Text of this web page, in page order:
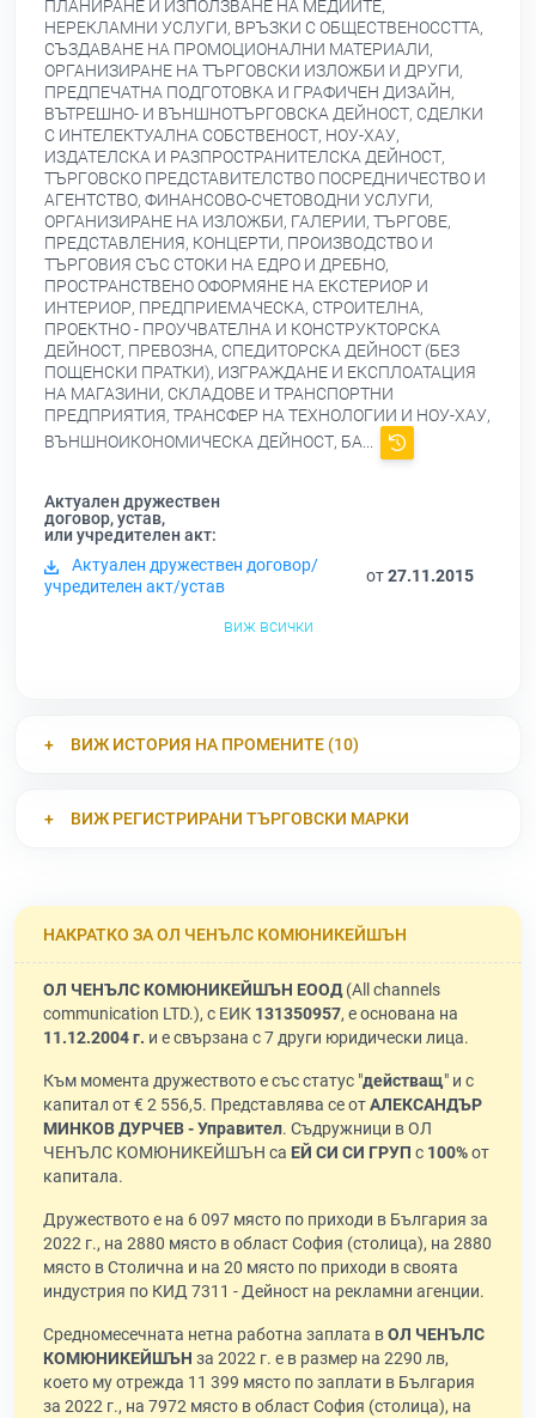
ПЛАНИРАНЕ И ИЗПОЛЗВАНЕ НА МЕДИИТЕ,
НЕРЕКЛАМНИ УСЛУГИ, ВРЪЗКИ С ОБЩЕСТВЕНОССТТА,
СЪЗДАВАНЕ НА ПРОМОЦИОНАЛНИ МАТЕРИАЛИ,
ОРГАНИЗИРАНЕ НА ТЪРГОВСКИ ИЗЛОЖБИ И ДРУГИ,
ПРЕДПЕЧАТНА ПОДГОТОВКА И ГРАФИЧЕН ДИЗАЙН,
ВЪТРЕШНО- И ВЪНШНОТЪРГОВСКА ДЕЙНОСТ, СДЕЛКИ
С ИНТЕЛЕКТУАЛНА СОБСТВЕНОСТ, НОУ-ХАУ,
ИЗДАТЕЛСКА И РАЗПРОСТРАНИТЕЛСКА ДЕЙНОСТ,
ТЪРГОВСКО ПРЕДСТАВИТЕЛСТВО ПОСРЕДНИЧЕСТВО И
АГЕНТСТВО, ФИНАНСОВО-СЧЕТОВОДНИ УСЛУГИ,
ОРГАНИЗИРАНЕ НА ИЗЛОЖБИ, ГАЛЕРИИ, ТЪРГОВЕ,
ПРЕДСТАВЛЕНИЯ, КОНЦЕРТИ, ПРОИЗВОДСТВО И
ТЪРГОВИЯ СЪС СТОКИ НА ЕДРО И ДРЕБНО,
ПРОСТРАНСТВЕНО ОФОРМЯНЕ НА ЕКСТЕРИОР И
ИНТЕРИОР, ПРЕДПРИЕМАЧЕСКА, СТРОИТЕЛНА,
ПРОЕКТНО - ПРОУЧВАТЕЛНА И КОНСТРУКТОРСКА
ДЕЙНОСТ, ПРЕВОЗНА, СПЕДИТОРСКА ДЕЙНОСТ (БЕЗ
ПОЩЕНСКИ ПРАТКИ), ИЗГРАЖДАНЕ И ЕКСПЛОАТАЦИЯ
НА МАГАЗИНИ, СКЛАДОВЕ И ТРАНСПОРТНИ
ПРЕДПРИЯТИЯ, ТРАНСФЕР НА ТЕХНОЛОГИИ И НОУ-ХАУ,
ВЪНШНОИКОНОМИЧЕСКА ДЕЙНОСТ, БА...
Актуален дружествен
договор, устав,
или учредителен акт:
Актуален дружествен договор/
учредителен акт/устав
от27.11.2015
виж всички
ВИЖ ИСТОРИЯ НА ПРОМЕНИТЕ (10)
ВИЖ РЕГИСТРИРАНИ ТЪРГОВСКИ МАРКИ
НАКРАТКО ЗА ОЛ ЧЕНЪЛС КОМЮНИКЕЙШЪН
ОЛ ЧЕНЪЛС КОМЮНИКЕЙШЪН ЕООД(All channels
communication LTD.), с ЕИК 131350957, е основана на
11.12.2004 г. и е свързана с 7 други юридически лица.
Към момента дружеството е със статус "действащ" и с
капитал от € 2 556,5. Представлява се отАЛЕКСАНДЪР
МИНКОВ ДУРЧЕВ - Управител. Съдружници в ОЛ
ЧЕНЪЛС КОМЮНИКЕЙШЪН са ЕЙ СИ СИ ГРУП с 100%от
капитала.
Дружеството е на 6 097 място по приходи в България за
2022 г., на 2880 място в област София (столица), на 2880
място в Столична и на 20 място по приходи в своята
индустрия по КИД 7311 - Дейност на рекламни агенции.
Средномесечната нетна работна заплата вОЛ ЧЕНЪЛС
КОМЮНИКЕЙШЪН за 2022 г. е в размер на 2290 лв,
което му отрежда 11 399 място по заплати в България
за 2022 г., на 7972 място в област София (столица), на